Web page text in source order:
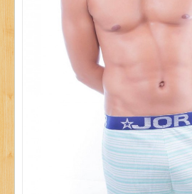
ĐỒ LÓT NỮ
ĐỒ LÓT TRẺ EM
SẢN PHẨM KHÁC